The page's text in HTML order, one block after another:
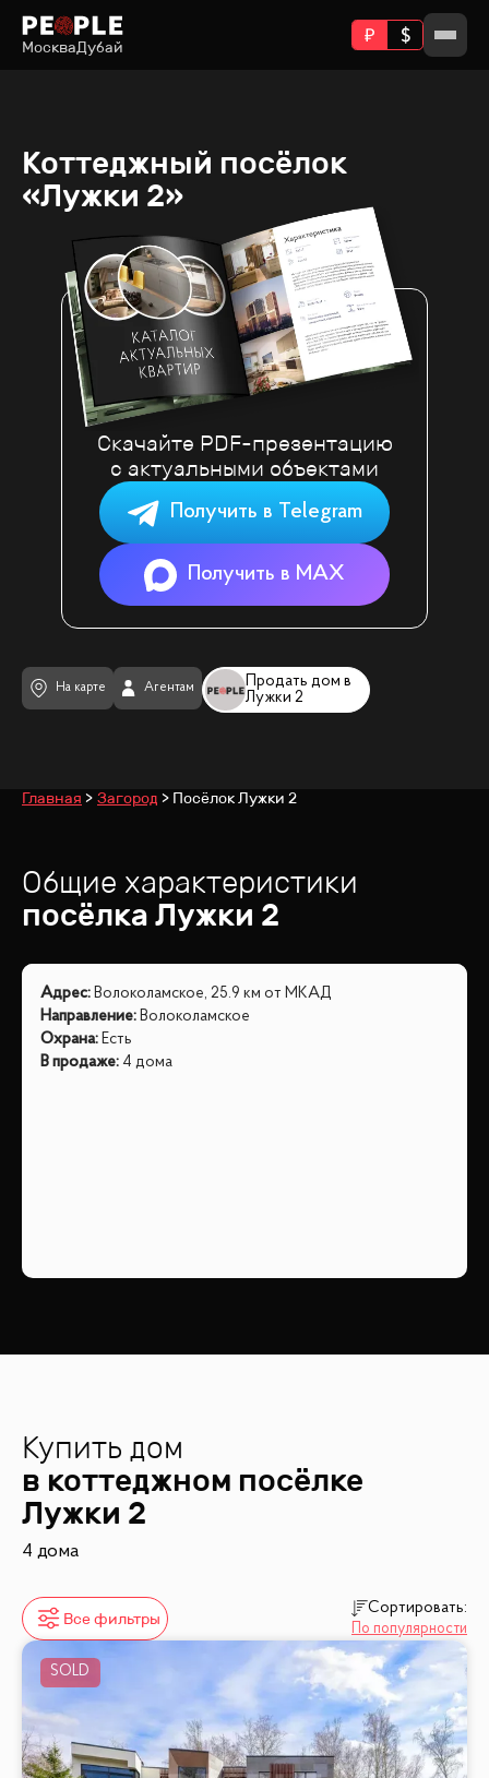
МоскваДубай
Коттеджный посёлок
«Лужки 2»
Продать дом в
Лужки 2
На карте Агентам
Скачайте PDF-презентацию
с актуальными объектами
Получить в Telegram
Получить в MAX
Главная Загород Посёлок Лужки 2
Общие характеристики
посёлка Лужки 2
Адрес: Волоколамское, 25.9 км от МКАД
Направление: Волоколамское
Охрана: Есть
В продаже: 4 дома
Купить дом
в коттеджном посёлке
Лужки 2
4 дома
Все фильтры
Сортировать:
По популярности